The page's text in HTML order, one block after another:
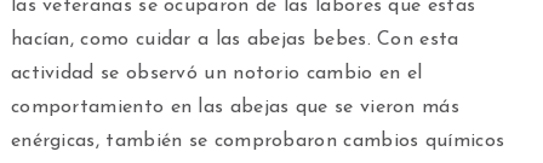
las veteranas se ocuparon de las labores que estas
hacían, como cuidar a las abejas bebes. Con esta
actividad se observó un notorio cambio en el
comportamiento en las abejas que se vieron más
enérgicas, también se comprobaron cambios químicos